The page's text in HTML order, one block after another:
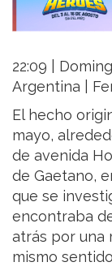
22:09 |
Argentina |
El hecho
mayo,
de avenida
de Gaetano,
que se
encontraba
atrás por una
mismo